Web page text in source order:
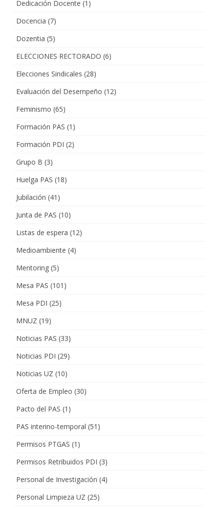
Dedicación Docente (1)
Docencia (7)
Dozentia (5)
ELECCIONES RECTORADO (6)
Elecciones Sindicales (28)
Evaluación del Desempeño (12)
Feminismo (65)
Formación PAS (1)
Formación PDI (2)
Grupo B (3)
Huelga PAS (18)
Jubilación (41)
Junta de PAS (10)
Listas de espera (12)
Medioambiente (4)
Mentoring (5)
Mesa PAS (101)
Mesa PDI (25)
MNUZ (19)
Noticias PAS (33)
Noticias PDI (29)
Noticias UZ (10)
Oferta de Empleo (30)
Pacto del PAS (1)
PAS interino-temporal (51)
Permisos PTGAS (1)
Permisos Retribuidos PDI (3)
Personal de Investigación (4)
Personal Limpieza UZ (25)